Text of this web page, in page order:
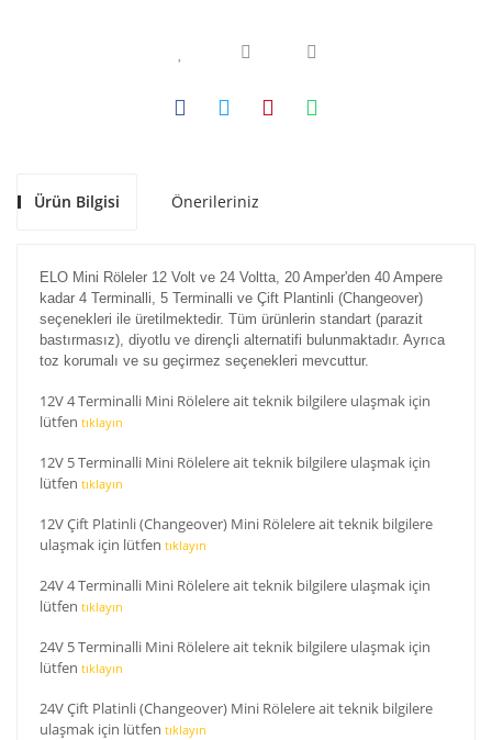
Ürün Bilgisi Önerileriniz
ELO Mini Röleler 12 Volt ve 24 Voltta, 20 Amper'den 40 Ampere
kadar 4 Terminalli, 5 Terminalli ve Çift Plantinli (Changeover)
seçenekleri ile üretilmektedir. Tüm ürünlerin standart (parazit
bastırmasız), diyotlu ve dirençli alternatifi bulunmaktadır. Ayrıca
toz korumalı ve su geçirmez seçenekleri mevcuttur.
12V 4 Terminalli Mini Rölelere ait teknik bilgilere ulaşmak için
lütfen tıklayın
12V 5 Terminalli Mini Rölelere ait teknik bilgilere ulaşmak için
lütfen tıklayın
12V Çift Platinli (Changeover) Mini Rölelere ait teknik bilgilere
ulaşmak için lütfen tıklayın
24V 4 Terminalli Mini Rölelere ait teknik bilgilere ulaşmak için
lütfen tıklayın
24V 5 Terminalli Mini Rölelere ait teknik bilgilere ulaşmak için
lütfen tıklayın
24V Çift Platinli (Changeover) Mini Rölelere ait teknik bilgilere
ulaşmak için lütfen tıklayın